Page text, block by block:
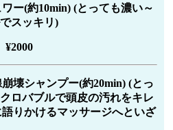
ー(約10min) (とっても濃い～
スッキリ)
¥2000
壊シャンプー(約20min) (とっ
ロバブルで頭皮の汚れをキレ
りかけるマッサージへといざ